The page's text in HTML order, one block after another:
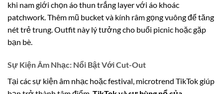
khi nam giới chọn áo thun trắng layer với áo khoác
patchwork. Thêm mũ bucket và kính râm gọng vuông để tăng
nét trẻ trung. Outfit này lý tưởng cho buổi picnic hoặc gặp
bạn bè.
Sự Kiện Âm Nhạc: Nổi Bật Với Cut-Out
Tại các sự kiện âm nhạc hoặc festival, microtrend TikTok giúp